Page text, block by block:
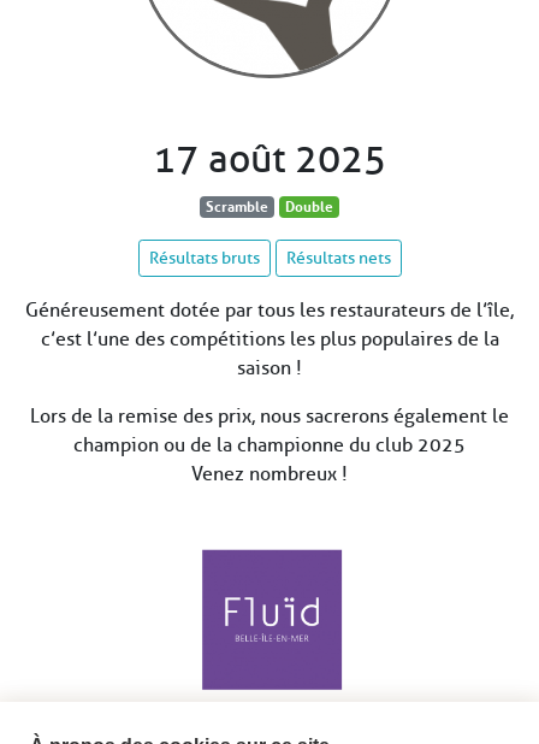
17 août 2025
Scramble Double
Résultats bruts Résultats nets
Généreusement dotée par tous les restaurateurs de l’île,
c’est l’une des compétitions les plus populaires de la
saison !
Lors de la remise des prix, nous sacrerons également le
champion ou de la championne du club 2025
Venez nombreux !